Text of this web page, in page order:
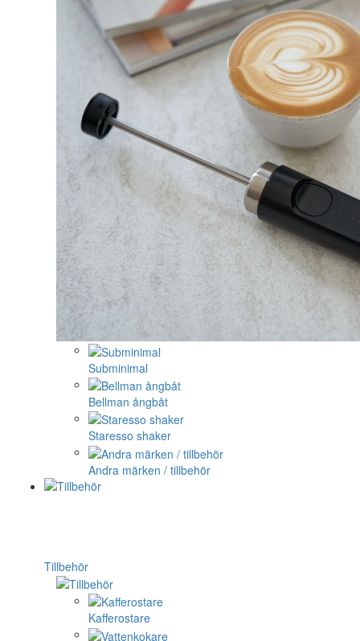
Subminimal
Bellman ångbåt
Staresso shaker
Andra märken / tillbehör
Tillbehör
Kafferostare